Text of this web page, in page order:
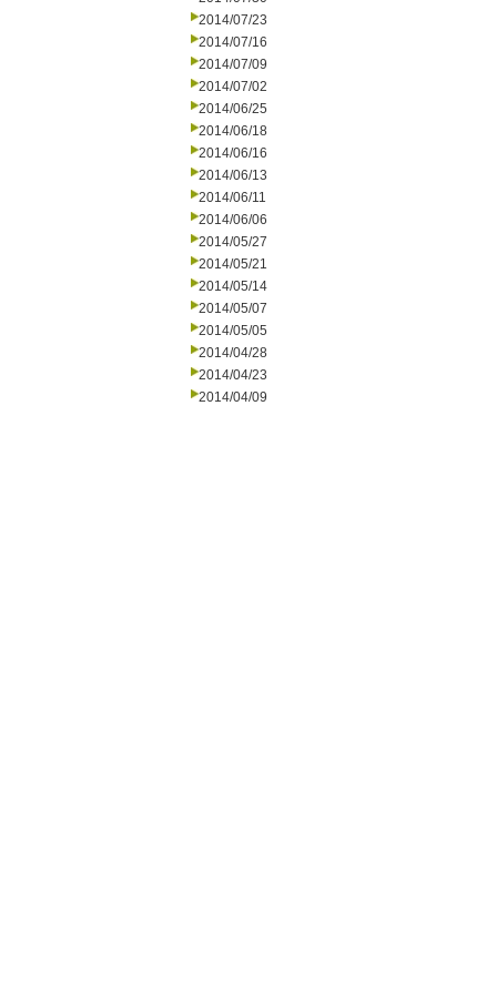
2014/07/23
2014/07/16
2014/07/09
2014/07/02
2014/06/25
2014/06/18
2014/06/16
2014/06/13
2014/06/11
2014/06/06
2014/05/27
2014/05/21
2014/05/14
2014/05/07
2014/05/05
2014/04/28
2014/04/23
2014/04/09